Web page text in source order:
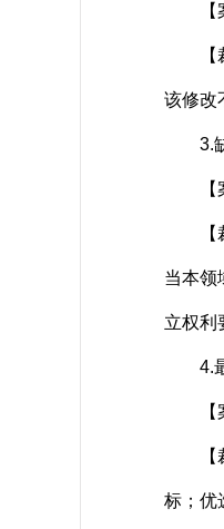
【案
【裁
该修改
3.缺
【案
【裁
当本领
立权利
4.最
【案
【裁
标；优